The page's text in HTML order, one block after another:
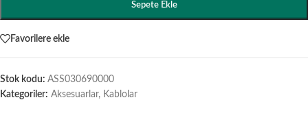
Sepete Ekle
Favorilere ekle
Stok kodu: ASS030690000
Kategoriler: Aksesuarlar, Kablolar